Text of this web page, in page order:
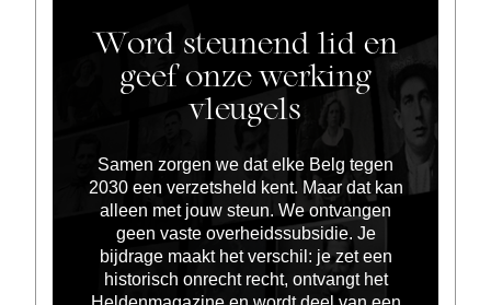
Word steunend lid en
geef onze werking
vleugels
Samen zorgen we dat elke Belg tegen
2030 een verzetsheld kent. Maar dat kan
alleen met jouw steun. We ontvangen
geen vaste overheidssubsidie. Je
bijdrage maakt het verschil: je zet een
historisch onrecht recht, ontvangt het